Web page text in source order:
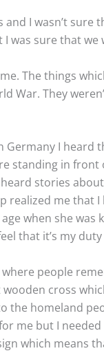
I wasn’t sure
I was sure that
The things
They
I
standing in
stories
me that
when she
that it’s my
people
cross
homeland
me but I
which means